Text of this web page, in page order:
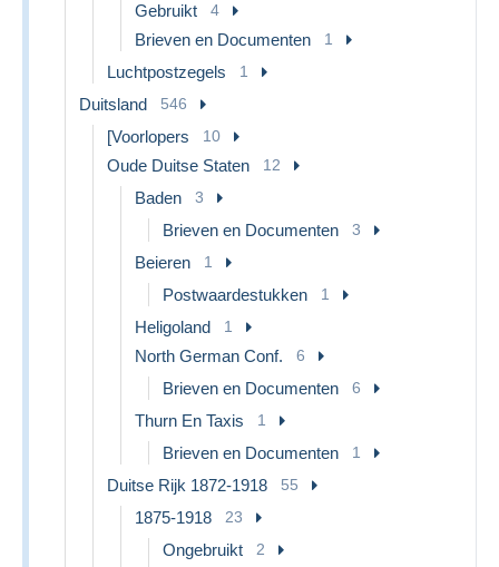
Gebruikt 4
Brieven en Documenten 1
Luchtpostzegels 1
Duitsland 546
[Voorlopers 10
Oude Duitse Staten 12
Baden 3
Brieven en Documenten 3
Beieren 1
Postwaardestukken 1
Heligoland 1
North German Conf. 6
Brieven en Documenten 6
Thurn En Taxis 1
Brieven en Documenten 1
Duitse Rijk 1872-1918 55
1875-1918 23
Ongebruikt 2